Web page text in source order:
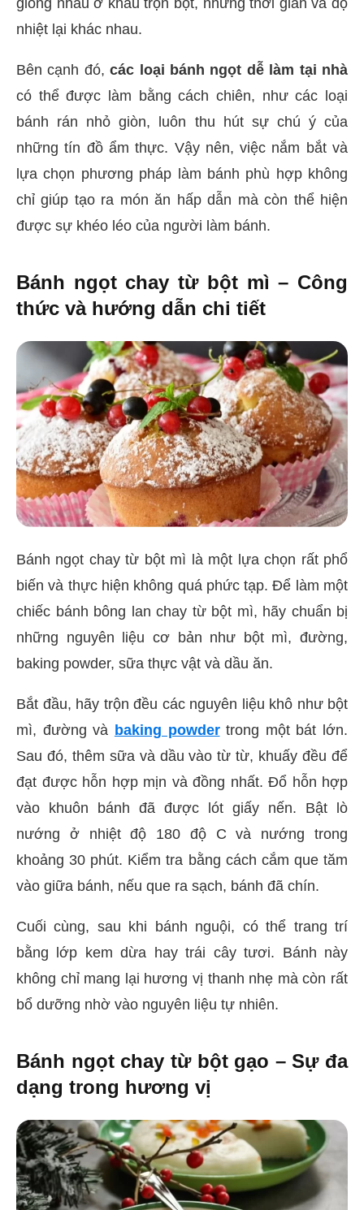
nhiệt lại khác nhau.
Bên cạnh đó,các loại bánh ngọt dễ làm tại nhà
có thể được làm bằng cách chiên, như các loại
bánh rán nhỏ giòn, luôn thu hút sự chú ý của
những tín đồ ẩm thực. Vậy nên, việc nắm bắt và
lựa chọn phương pháp làm bánh phù hợp không
chỉ giúp tạo ra món ăn hấp dẫn mà còn thể hiện
được sự khéo léo của người làm bánh.
Bánh ngọt chay từ bột mì – Công
thức và hướng dẫn chi tiết
Bánh ngọt chay từ bột mì là một lựa chọn rất phổ
biến và thực hiện không quá phức tạp. Để làm một
chiếc bánh bông lan chay từ bột mì, hãy chuẩn bị
những nguyên liệu cơ bản như bột mì, đường,
baking powder, sữa thực vật và dầu ăn.
Bắt đầu, hãy trộn đều các nguyên liệu khô như bột
mì, đường và baking powdertrong một bát lớn.
Sau đó, thêm sữa và dầu vào từ từ, khuấy đều để
đạt được hỗn hợp mịn và đồng nhất. Đổ hỗn hợp
vào khuôn bánh đã được lót giấy nến. Bật lò
nướng ở nhiệt độ 180 độ C và nướng trong
khoảng 30 phút. Kiểm tra bằng cách cắm que tăm
vào giữa bánh, nếu que ra sạch, bánh đã chín.
Cuối cùng, sau khi bánh nguội, có thể trang trí
bằng lớp kem dừa hay trái cây tươi. Bánh này
không chỉ mang lại hương vị thanh nhẹ mà còn rất
bổ dưỡng nhờ vào nguyên liệu tự nhiên.
Bánh ngọt chay từ bột gạo – Sự đa
dạng trong hương vị